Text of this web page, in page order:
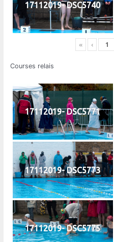
17112019- DSC5740
« ‹
Courses relais
17112019- DSC5771
17112019- DSC5773
17112019- DSC5775